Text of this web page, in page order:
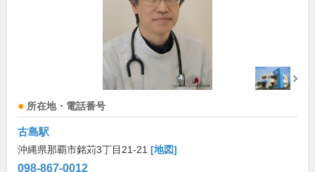
所在地・電話番号
古島駅
沖縄県那覇市銘苅3丁目21-21 [地図]
098-867-0012